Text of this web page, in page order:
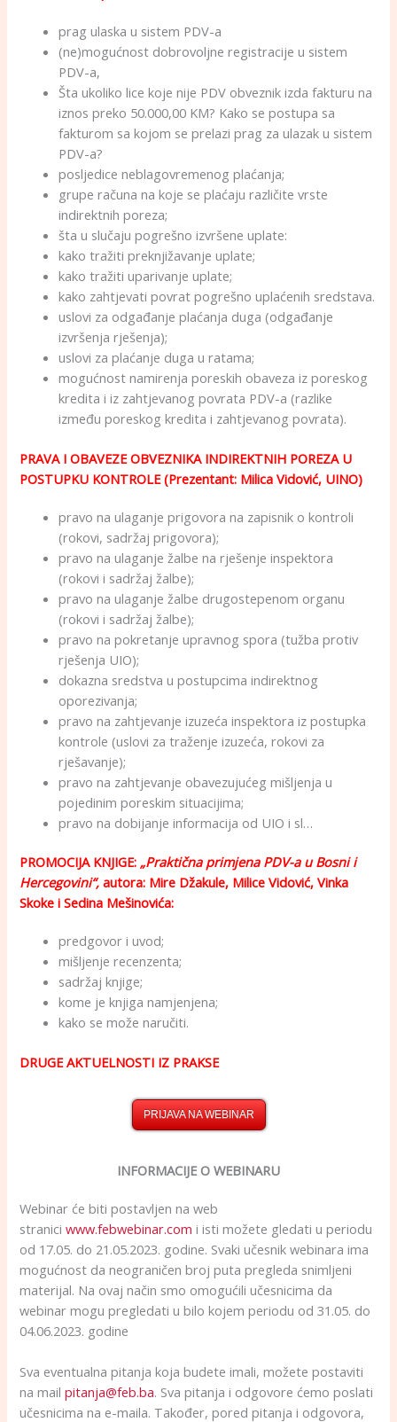
prag ulaska u sistem PDV-a
(ne)mogućnost dobrovoljne registracije u sistem
PDV-a,
Šta ukoliko lice koje nije PDV obveznik izda fakturu na
iznos preko 50.000,00 KM? Kako se postupa sa
fakturom sa kojom se prelazi prag za ulazak u sistem
PDV-a?
posljedice neblagovremenog plaćanja;
grupe računa na koje se plaćaju različite vrste
indirektnih poreza;
šta u slučaju pogrešno izvršene uplate:
kako tražiti preknjižavanje uplate;
kako tražiti uparivanje uplate;
kako zahtjevati povrat pogrešno uplaćenih sredstava.
uslovi za odgađanje plaćanja duga (odgađanje
izvršenja rješenja);
uslovi za plaćanje duga u ratama;
mogućnost namirenja poreskih obaveza iz poreskog
kredita i iz zahtjevanog povrata PDV-a (razlike
između poreskog kredita i zahtjevanog povrata).
PRAVA I OBAVEZE OBVEZNIKA INDIREKTNIH POREZA U
POSTUPKU KONTROLE (Prezentant: Milica Vidović, UINO)
pravo na ulaganje prigovora na zapisnik o kontroli
(rokovi, sadržaj prigovora);
pravo na ulaganje žalbe na rješenje inspektora
(rokovi i sadržaj žalbe);
pravo na ulaganje žalbe drugostepenom organu
(rokovi i sadržaj žalbe);
pravo na pokretanje upravnog spora (tužba protiv
rješenja UIO);
dokazna sredstva u postupcima indirektnog
oporezivanja;
pravo na zahtjevanje izuzeća inspektora iz postupka
kontrole (uslovi za traženje izuzeća, rokovi za
rješavanje);
pravo na zahtjevanje obavezujućeg mišljenja u
pojedinim poreskim situacijima;
pravo na dobijanje informacija od UIO i sl…
PROMOCIJA KNJIGE: „Praktična primjena PDV-a u Bosni i
Hercegovini“,autora: Mire Džakule, Milice Vidović, Vinka
Skoke i Sedina Mešinovića:
predgovor i uvod;
mišljenje recenzenta;
sadržaj knjige;
kome je knjiga namjenjena;
kako se može naručiti.
DRUGE AKTUELNOSTI IZ PRAKSE
PRIJAVA NA WEBINAR
INFORMACIJE O WEBINARU
Webinar će biti postavljen na web
straniciwww.febwebinar.com i isti možete gledati u periodu
od 17.05. do 21.05.2023. godine. Svaki učesnik webinara ima
mogućnost da neograničen broj puta pregleda snimljeni
materijal. Na ovaj način smo omogućili učesnicima da
webinar mogu pregledati u bilo kojem periodu od 31.05. do
04.06.2023. godine
Sva eventualna pitanja koja budete imali, možete postaviti
na mailpitanja@feb.ba. Sva pitanja i odgovore ćemo poslati
učesnicima na e-maila. Također, pored pitanja i odgovora,